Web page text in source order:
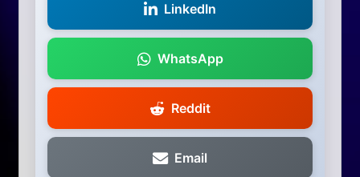
LinkedIn
WhatsApp
Reddit
Email